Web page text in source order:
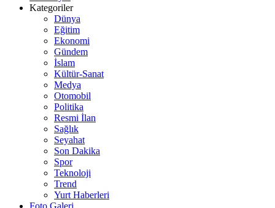
Kategoriler
Dünya
Eğitim
Ekonomi
Gündem
İslam
Kültür-Sanat
Medya
Otomobil
Politika
Resmi İlan
Sağlık
Seyahat
Son Dakika
Spor
Teknoloji
Trend
Yurt Haberleri